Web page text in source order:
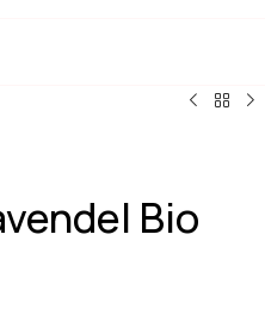
Bio